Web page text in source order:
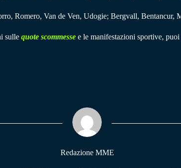
Romero, Van de Ven, Udogie; Bergvall, Bentancur,
sulle quote scommesse e le manifestazioni sportive,
Redazione MME